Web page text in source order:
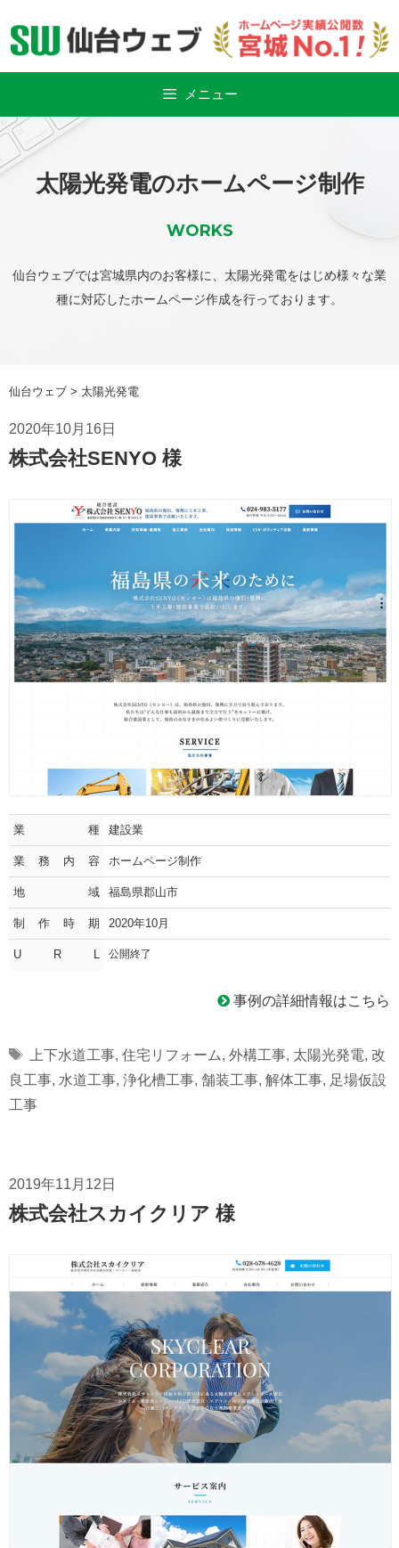
メニュー
太陽光発電のホームページ制作
WORKS
仙台ウェブでは宮城県内のお客様に、太陽光発電をはじめ様々な業
種に対応したホームページ作成を行っております。
仙台ウェブ > 太陽光発電
2020年10月16日
株式会社SENYO 様
業種 建設業
業務内容 ホームページ制作
地域 福島県郡山市
制作時期 2020年10月
U R L 公開終了
事例の詳細情報はこちら
Tags
上下水道工事, 住宅リフォーム, 外構工事, 太陽光発電, 改
良工事, 水道工事, 浄化槽工事, 舗装工事, 解体工事, 足場仮設
工事
2019年11月12日
株式会社スカイクリア 様